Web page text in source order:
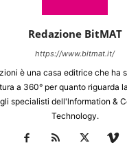
Redazione BitMAT
https://www.bitmat.it/
è una casa editrice che ha
a 360° per quanto riguarda
specialisti dell'lnformation &
Technology.